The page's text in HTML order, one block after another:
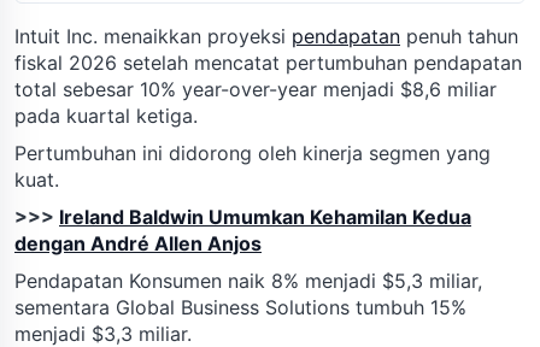
Intuit Inc. menaikkan proyeksi pendapatan penuh tahun
fiskal 2026 setelah mencatat pertumbuhan pendapatan
total sebesar 10% year-over-year menjadi $8,6 miliar
pada kuartal ketiga.
Pertumbuhan ini didorong oleh kinerja segmen yang
kuat.
>>> Ireland Baldwin Umumkan Kehamilan Kedua
dengan André Allen Anjos
Pendapatan Konsumen naik 8% menjadi $5,3 miliar,
sementara Global Business Solutions tumbuh 15%
menjadi $3,3 miliar.